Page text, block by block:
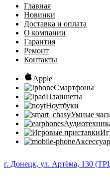
Главная
Новинки
Доставка и оплата
О компании
Гарантия
Ремонт
Контакты
Apple
Смартфоны
Планшеты
Ноутбуки
Умные
г. Донецк, ул. Артёма, 130